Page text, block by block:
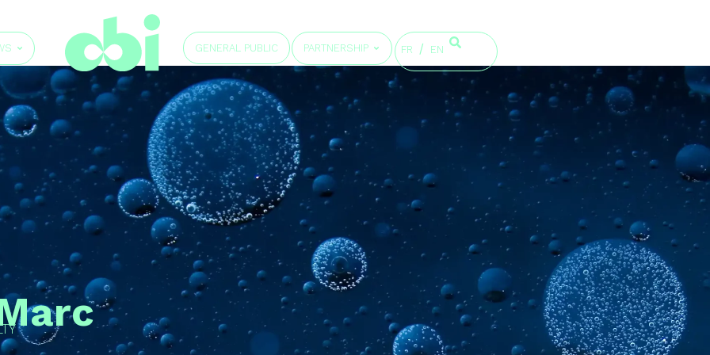
GENERAL PUBLIC PARTNERSHIP FR EN